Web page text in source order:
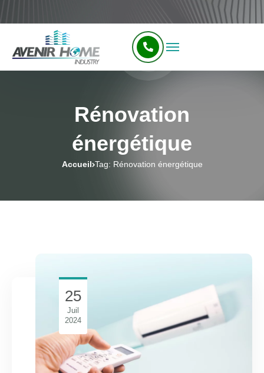
Rénovation
énergétique
Accueil Tag: Rénovation énergétique
25
Juil
2024